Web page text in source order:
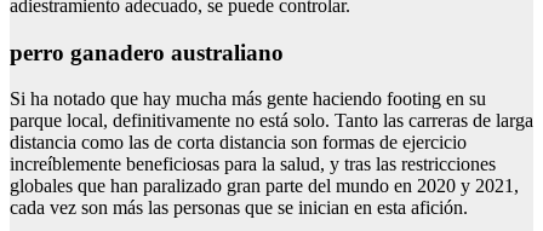
adiestramiento adecuado, se puede controlar.
perro ganadero australiano
Si ha notado que hay mucha más gente haciendo footing en su
parque local, definitivamente no está solo. Tanto las carreras de larga
distancia como las de corta distancia son formas de ejercicio
increíblemente beneficiosas para la salud, y tras las restricciones
globales que han paralizado gran parte del mundo en 2020 y 2021,
cada vez son más las personas que se inician en esta afición.